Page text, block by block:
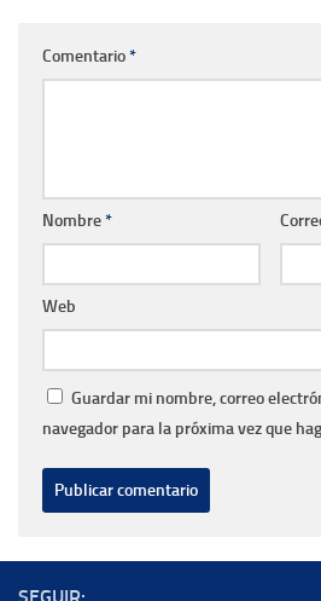
Comentario*
Nombre*
Web
Guardar mi nombre, correo
navegador para la próxima vez que
SEGUIR: